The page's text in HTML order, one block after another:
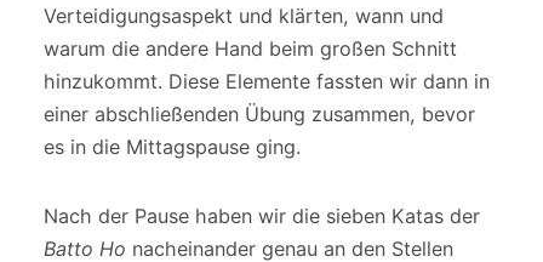
Verteidigungsaspekt und klärten, wann und
warum die andere Hand beim großen Schnitt
hinzukommt. Diese Elemente fassten wir dann in
einer abschließenden Übung zusammen, bevor
es in die Mittagspause ging.
Nach der Pause haben wir die sieben Katas der
Batto Ho nacheinander genau an den Stellen